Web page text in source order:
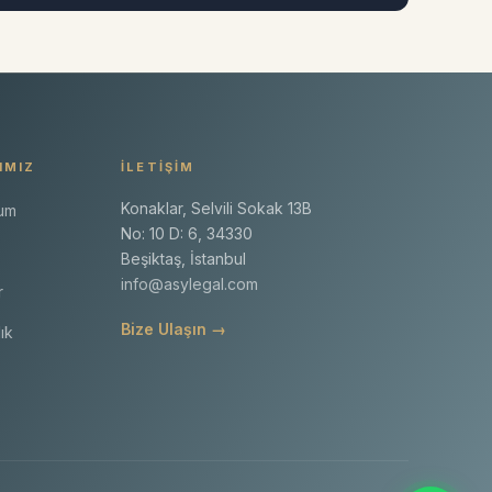
İLETIŞIM
Konaklar, Selvili Sokak 13B
No: 10 D: 6, 34330
Beşiktaş, İstanbul
info@asylegal.com
Bize Ulaşın →